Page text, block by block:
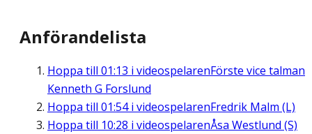
Anförandelista
Hoppa till 01:13 i videospelarenFörste vice talman
Kenneth G Forslund
Hoppa till 01:54i videospelarenFredrik Malm (L)
Hoppa till 10:28 i videospelarenÅsa Westlund (S)